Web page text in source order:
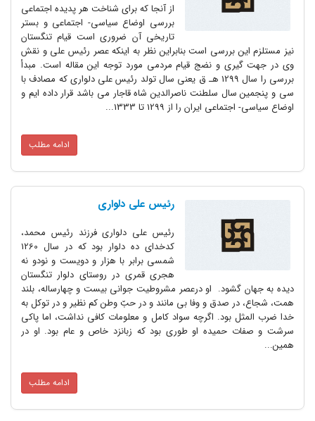
از آنجا که برای شناخت هر پدیده اجتماعی
بررسی اوضاع سیاسی- اجتماعی و بستر
تاریخی آن ضروری است قیام تنگستان
نیز مستلزم این بررسی است بنابراین نظر به اینکه عصر رئیس علی و نقش
وی در جهت گیری و نضج قیام مردمی مورد توجه این مقاله است. مبدأ
بررسی را سال 1299 هـ ق یعنی سال تولد رئیس علی دلواری که مصادف با
سی و پنجمین سال سلطنت ناصرالدین شاه قاجار می باشد قرار داده ایم و
اوضاع سیاسی- اجتماعی ایران را از 1299 تا 1333...
ادامه مطلب
رئیس علی دلواری
رئیس علی دلواری فرزند رئیس محمد،
کدخدای ده دلوار بود که در سال 1260
شمسی برابر با هزار و دویست و نودو نه
هجری قمری در روستای دلوار تنگستان
دیده به جهان گشود. او درعصر مشروطیت جوانی بیست و چهارساله، بلند
همت، شجاع، در صدق و وفا بی مانند و در حبّ وطن کم نظیر و در توکل به
خدا ضرب المثل بود. اگرچه سواد کامل و معلومات کافی نداشت، اما پاکی
سرشت و صفات حمیده او طوری بود که زبانزد خاص و عام بود. او در
همین...
ادامه مطلب